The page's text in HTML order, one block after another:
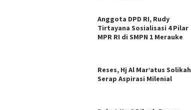
Anggota DPD RI, Rudy
Tirtayana Sosialisasi 4 Pilar
MPR RI di SMPN 1 Merauke
Reses, Hj Al Mar’atus Solikah
Serap Aspirasi Milenial